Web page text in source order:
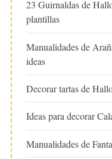
23 Guirnaldas de
plantillas
Manualidades de
ideas
Decorar tartas de
Ideas para decorar
Manualidades de